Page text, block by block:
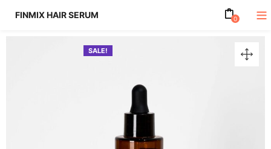
FINMIX HAIR SERUM 0
SALE!